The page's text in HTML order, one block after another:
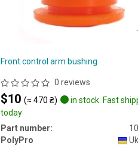
Front control arm bushing
0 reviews
$10 (≈ 470 ₴)
in stock. Fast
today
Part number:
PolyPro